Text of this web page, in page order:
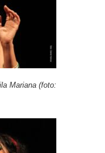
Mariana (foto: